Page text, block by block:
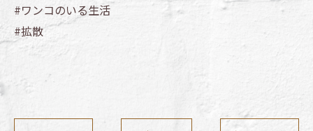
#ワンコのいる生活
#拡散